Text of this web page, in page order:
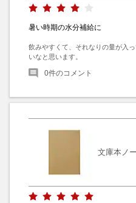
暑い時期の水分補給に
飲みやすくて、それなりの量が入
いなと思います。
0件のコメント
文庫本ノ